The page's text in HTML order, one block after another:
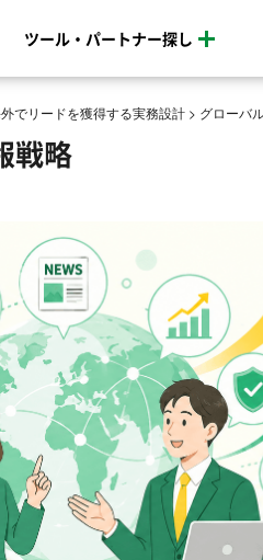
ツール・パートナー探し
でリードを獲得する実務設計 > グローバ
戦略